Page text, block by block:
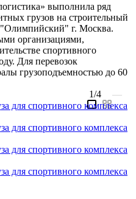
выполнила ряд
грузов на строительный
"Олимпийский" г. Москва.
организациями,
спортивного
Для перевозок
грузоподъемностью до 60
1/4 —